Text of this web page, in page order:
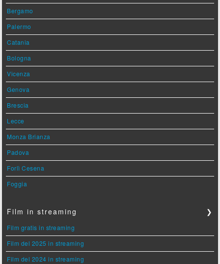
Bergamo
Palermo
Catania
Bologna
Vicenza
Genova
Brescia
Lecce
Monza Brianza
Padova
Forlì Cesena
Foggia
Film in streaming ❯
Film gratis in streaming
Film del 2025 in streaming
Film del 2024 in streaming